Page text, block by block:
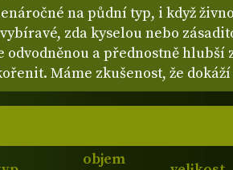
na půdní typ, i když
zda kyselou nebo
odvodněnou a přednostně hlubší
Máme zkušenost, že
objem